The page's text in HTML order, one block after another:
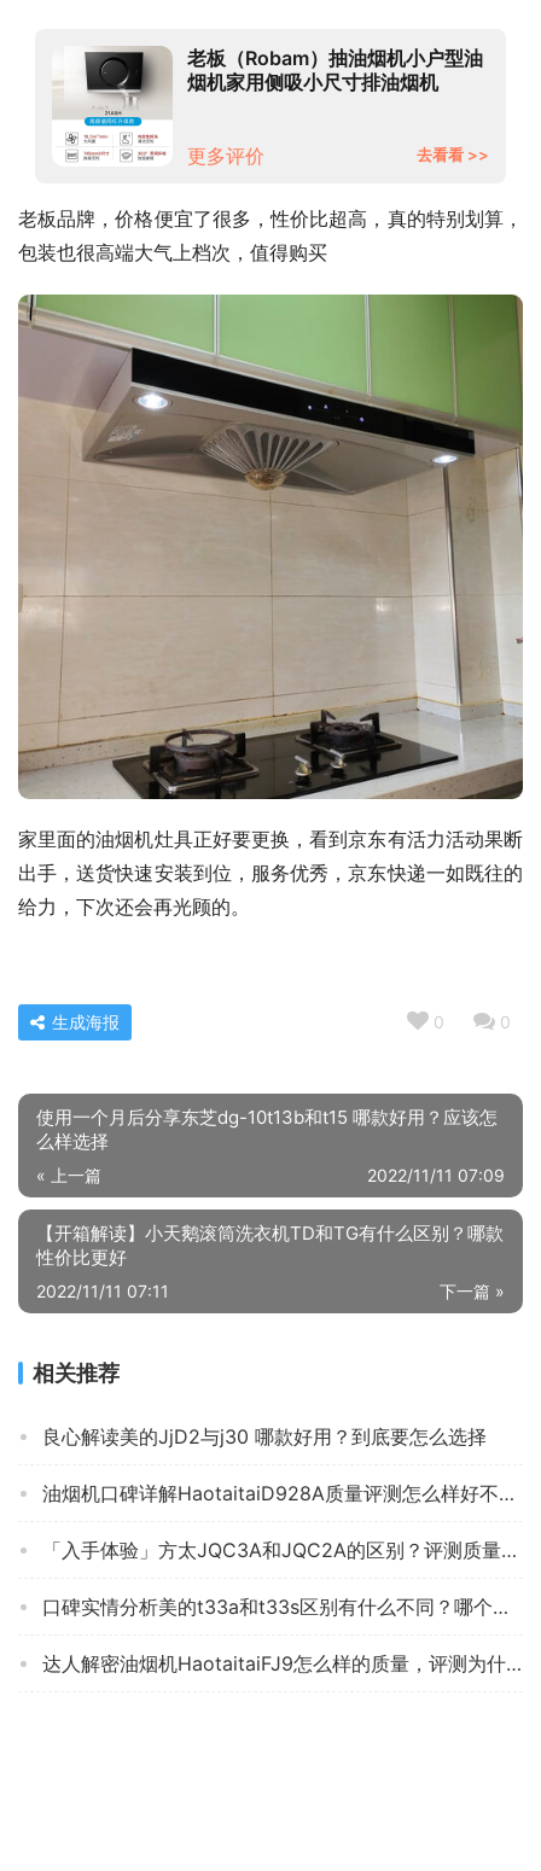
老板（Robam）抽油烟机小户型油
烟机家用侧吸小尺寸排油烟机
更多评价
去看看 >>
老板品牌，价格便宜了很多，性价比超高，真的特别划算，
包装也很高端大气上档次，值得购买
家里面的油烟机灶具正好要更换，看到京东有活力活动果断
出手，送货快速安装到位，服务优秀，京东快递一如既往的
给力，下次还会再光顾的。
0 0
生成海报
使用一个月后分享东芝dg-10t13b和t15 哪款好用？应该怎
么样选择
« 上一篇 2022/11/11 07:09
【开箱解读】小天鹅滚筒洗衣机TD和TG有什么区别？哪款
性价比更好
下一篇 »
2022/11/11 07:11
相关推荐
良心解读美的JjD2与j30 哪款好用？到底要怎么选择
油烟机口碑详解HaotaitaiD928A质量评测怎么样好不好用？
「入手体验」方太JQC3A和JQC2A的区别？评测质量好不好
口碑实情分析美的t33a和t33s区别有什么不同？哪个更合适
达人解密油烟机HaotaitaiFJ9怎么样的质量，评测为什么这样？